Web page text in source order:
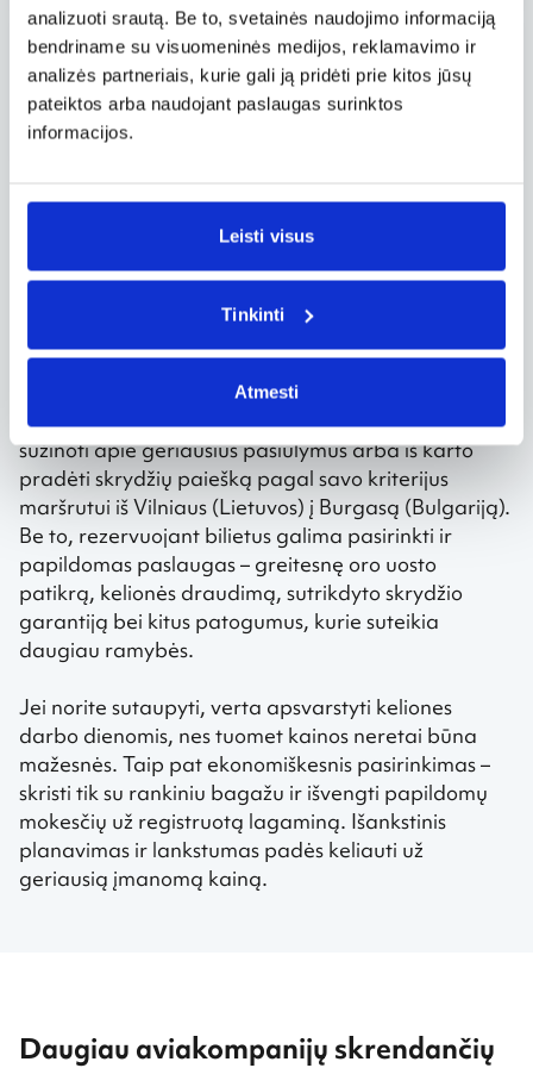
analizuoti srautą. Be to, svetainės naudojimo informaciją
bendriname su visuomeninės medijos, reklamavimo ir
analizės partneriais, kurie gali ją pridėti prie kitos jūsų
pateiktos arba naudojant paslaugas surinktos
informacijos.
Leisti visus
Tinkinti
Atmesti
09.03, ket.
Vilnius VNO – Burgasas BOJ
Tiesioginis,Savaitgalis
GETJET Airlines
Greitai.lt dažnai pateikia specialius pasiūlymus,
trumpalaikes akcijas ir nuolaidas, todėl verta
palankiausiu momentu įsigyti bilietus.
Galite užsiprenumeruoti naujienlaiškį ir pirmieji
sužinoti apie geriausius pasiūlymus arba iš karto
pradėti skrydžių paiešką pagal savo kriterijus
maršrutui iš Vilniaus (Lietuvos) į Burgasą (Bulgariją).
Be to, rezervuojant bilietus galima pasirinkti ir
papildomas paslaugas – greitesnę oro uosto
patikrą, kelionės draudimą, sutrikdyto skrydžio
garantiją bei kitus patogumus, kurie suteikia
daugiau ramybės.
Jei norite sutaupyti, verta apsvarstyti keliones
darbo dienomis, nes tuomet kainos neretai būna
mažesnės. Taip pat ekonomiškesnis pasirinkimas –
skristi tik su rankiniu bagažu ir išvengti papildomų
mokesčių už registruotą lagaminą. Išankstinis
planavimas ir lankstumas padės keliauti už
geriausią įmanomą kainą.
Daugiau aviakompanijų skrendančių